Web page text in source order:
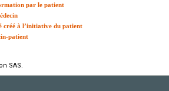
par le patient
créé à l’initiative du patient
patient
SAS.